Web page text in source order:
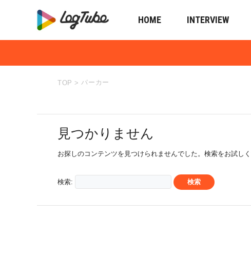
HOME INTERVIEW
TOP > パーカー
見つかりません
お探しのコンテンツを見つけられませんでした。検索をお試しく
検索: